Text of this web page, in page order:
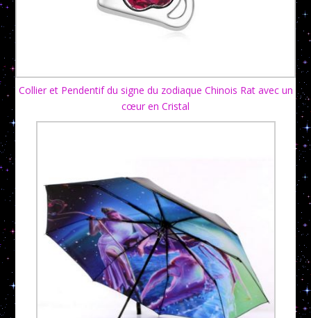
Collier et Pendentif du signe du zodiaque Chinois Rat avec un
cœur en Cristal